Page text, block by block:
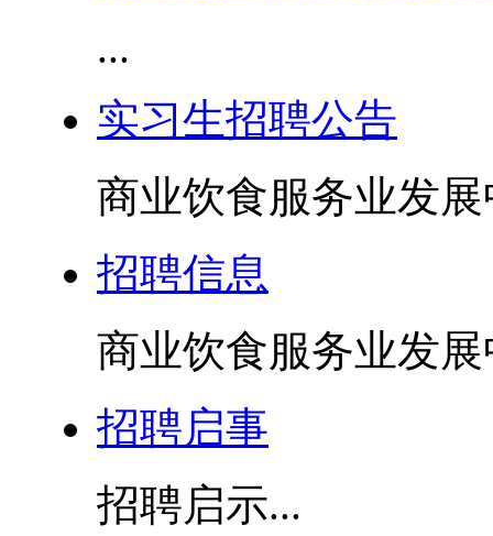
...
实习生招聘公告
商业饮食服务业发
招聘信息
商业饮食服务业发
招聘启事
招聘启示...